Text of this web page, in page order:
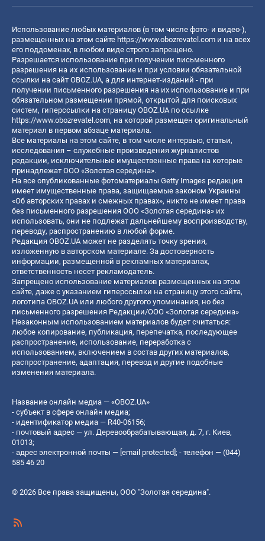
Использование любых материалов (в том числе фото- и видео-),
размещенных на этом сайте https://www.obozrevatel.com и на всех
его поддоменах, в любом виде строго запрещено.
Разрешается использование при получении письменного
разрешения на их использование и при условии обязательной
ссылки на сайт OBOZ.UA, а для интернет-изданий - при
получении письменного разрешения на их использование и при
обязательном размещении прямой, открытой для поисковых
систем, гиперссылки на страницу OBOZ.UA по ссылке
https://www.obozrevatel.com, на которой размещен оригинальный
материал в первом абзаце материала.
Все материалы на этом сайте, в том числе интервью, статьи,
исследования – служебные произведения журналистов
редакции, исключительные имущественные права на которые
принадлежат ООО «Золотая середина».
На все опубликованные фотоматериалы Getty Images редакция
имеет имущественные права, защищаемые законом Украины
«Об авторских правах и смежных правах», никто не имеет права
без письменного разрешения ООО «Золотая середина» их
использовать, они не подлежат дальнейшему воспроизводству,
переводу, распространению в любой форме.
Редакция OBOZ.UA может не разделять точку зрения,
изложенную в авторском материале. За достоверность
информации, размещенной в рекламных материалах,
ответственность несет рекламодатель.
Запрещено использование материалов размещенных на этом
сайте, даже с указанием гиперссылки на страницу этого сайта,
логотипа OBOZ.UA или любого другого упоминания, но без
письменного разрешения Редакции/ООО «Золотая середина»
Незаконным использованием материалов будет считаться:
любое копирование, публикация, перепечатка, последующее
распространение, использование, переработка с
использованием, включением в состав других материалов,
распространение, адаптация, перевод и другие подобные
изменения материала.
Название онлайн медиа — «OBOZ.UA»
- субъект в сфере онлайн медиа;
- идентификатор медиа — R40-06156;
- почтовый адрес — ул. Деревообрабатывающая, д. 7, г. Киев,
01013;
- адрес электронной почты — [email protected] ; - телефон — (044)
585 46 20
© 2026 Все права защищены, ООО "Золотая середина".